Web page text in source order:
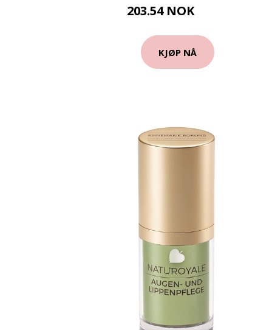
203.54 NOK
KJØP NÅ